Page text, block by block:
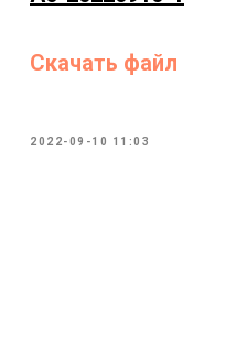
Скачать файл
2022-09-10 11:03